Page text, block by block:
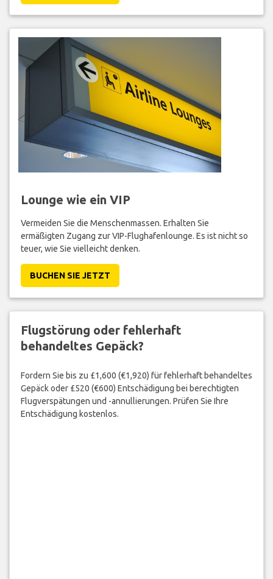
Lounge wie ein VIP
Vermeiden Sie die Menschenmassen. Erhalten Sie
ermäßigten Zugang zur VIP-Flughafenlounge. Es ist nicht so
teuer, wie Sie vielleicht denken.
BUCHEN SIE JETZT
Flugstörung oder fehlerhaft
behandeltes Gepäck?
Fordern Sie bis zu £1,600 (€1,920) für fehlerhaft behandeltes
Gepäck oder £520 (€600) Entschädigung bei berechtigten
Flugverspätungen und -annullierungen. Prüfen Sie Ihre
Entschädigung kostenlos.